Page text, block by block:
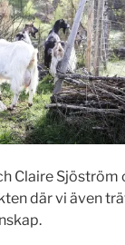
Claire Sjöström
där vi även